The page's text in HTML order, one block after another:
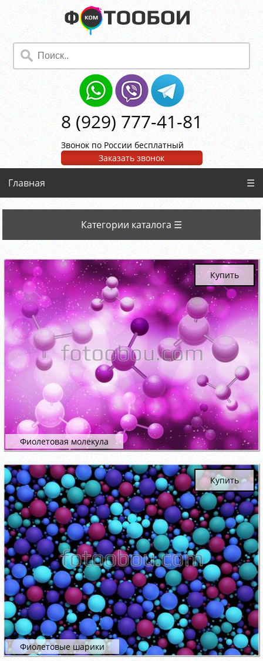
8 (929) 777-41-81
Звонок по России бесплатный
Заказать звонок
Главная ☰
Категории каталога ☰
Фиолетовая молекула
Купить
Фиолетовые шарики
Купить